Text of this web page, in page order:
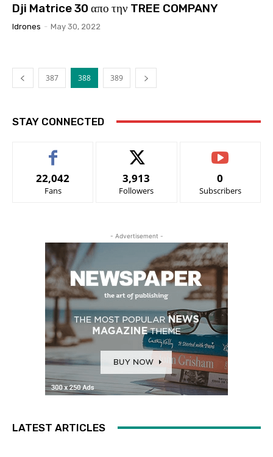
Dji Matrice 30 απο την TREE COMPANY
Idrones - May 30, 2022
387 388 389
STAY CONNECTED
22,042
Fans
3,913
Followers
0
Subscribers
- Advertisement -
LATEST ARTICLES